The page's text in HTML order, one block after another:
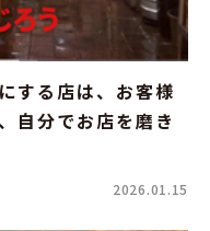
する店は、お客様
自分でお店を磨き
2026.01.15